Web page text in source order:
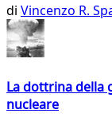
di Vincenzo R.
La dottrina della
nucleare